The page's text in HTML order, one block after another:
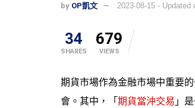
by OP凱文 2023-08-15 - Updated
34
SHARES
679
VIEWS
期貨市場作為金融市場中重要
會。其中，「期貨當沖交易 」